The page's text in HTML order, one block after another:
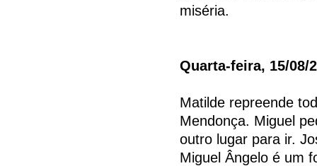
miséria.
Quarta-feira, 15/08/
Matilde repreende
Mendonça. Miguel
outro lugar para ir.
Miguel Ângelo é um